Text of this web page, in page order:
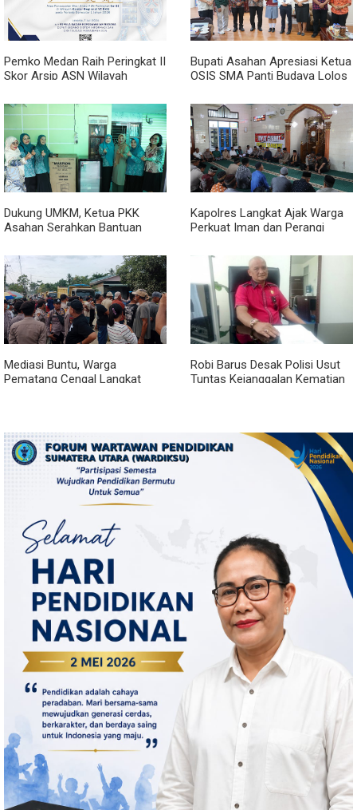
Pemko Medan Raih Peringkat II
Skor Arsip ASN Wilayah
Bupati Asahan Apresiasi Ketua
OSIS SMA Panti Budaya Lolos
Nasional
Dukung UMKM, Ketua PKK
Asahan Serahkan Bantuan
Sentang
Kapolres Langkat Ajak Warga
Perkuat Iman dan Perangi
Curhat
Mediasi Buntu, Warga
Pematang Cengal Langkat
Robi Barus Desak Polisi Usut
Tuntas Kejanggalan Kematian